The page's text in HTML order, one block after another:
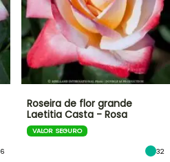
6
Roseira de flor grande
Laetitia Casta - Rosa
VALOR SEGURO
32